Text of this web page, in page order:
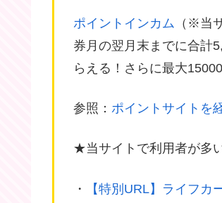
ポイントインカム （※当
券月の翌月末までに合計
らえる！さらに最大
参照： ポイントサイトを
★当サイトで利用者が多
・ 【特別URL】ライフカ